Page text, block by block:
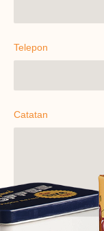
Telepon
Catatan